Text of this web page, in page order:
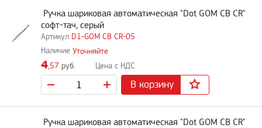
D1-GOM CB CR-05
Ручка шариковая автоматическая "Dot GOM CB CR"
софт-тач, серый
Уточняйте
4,57 руб.
В корзину
Ручка шариковая автоматическая "Dot GOM CB CR"